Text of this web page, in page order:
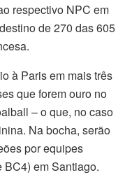
respectivo NPC em
de 270 das 605
à Paris em mais três
que forem ouro no
– o que, no caso
Na bocha, serão
por equipes
em Santiago.